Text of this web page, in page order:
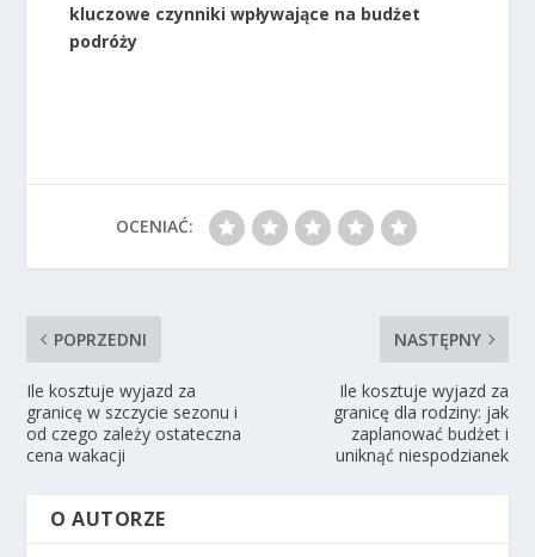
kluczowe czynniki wpływające na budżet
podróży
OCENIAĆ:
POPRZEDNI
Ile kosztuje wyjazd za
granicę w szczycie sezonu i
od czego zależy ostateczna
cena wakacji
NASTĘPNY
Ile kosztuje wyjazd za
granicę dla rodziny: jak
zaplanować budżet i
uniknąć niespodzianek
O AUTORZE